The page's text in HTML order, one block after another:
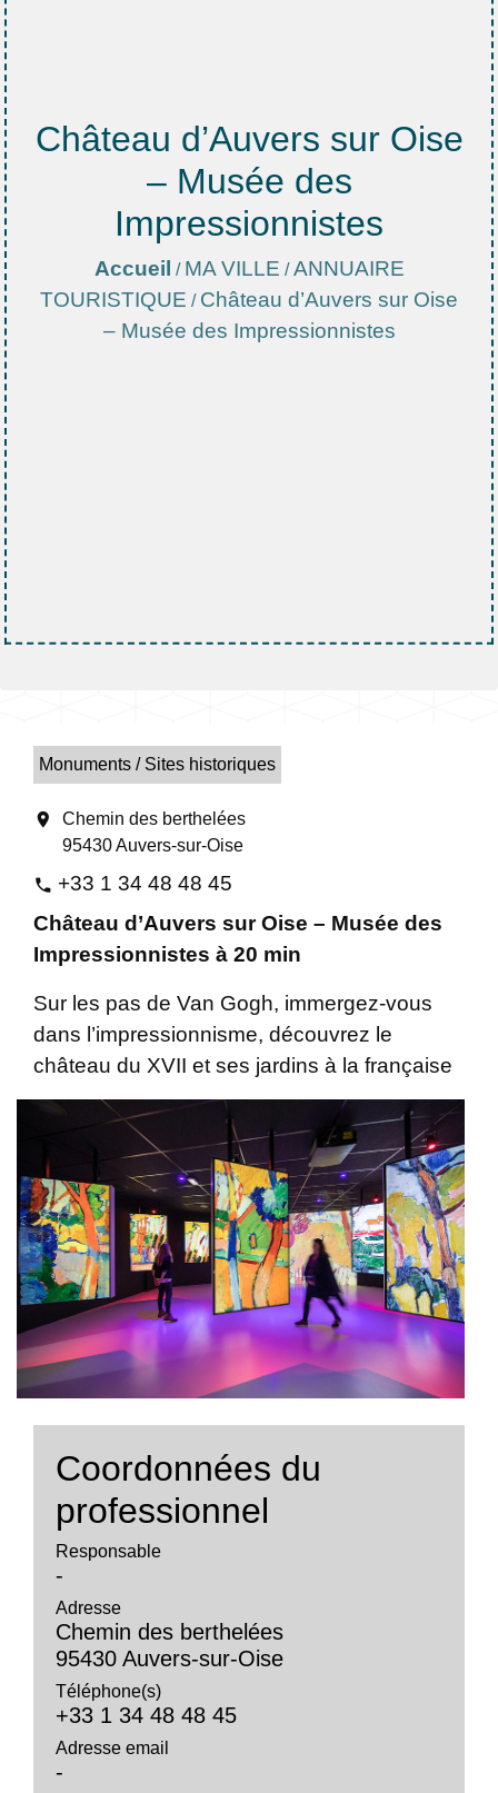
Château d’Auvers sur Oise
– Musée des
Impressionnistes
Accueil / MA VILLE /ANNUAIRE
TOURISTIQUE / Château d’Auvers sur Oise
– Musée des Impressionnistes
Monuments / Sites historiques
location_on
Chemin des berthelées
95430 Auvers-sur-Oise
phone +33 1 34 48 48 45
Château d’Auvers sur Oise – Musée des
Impressionnistes à 20 min
Sur les pas de Van Gogh, immergez-vous
dans l’impressionnisme, découvrez le
château du XVII et ses jardins à la française
Coordonnées du
professionnel
Responsable
-
Adresse
Chemin des berthelées
95430 Auvers-sur-Oise
Téléphone(s)
+33 1 34 48 48 45
Adresse email
-